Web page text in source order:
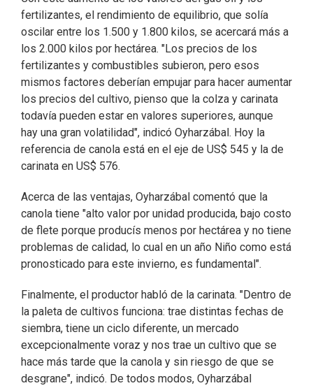
fertilizantes, el rendimiento de equilibrio, que solía
oscilar entre los 1.500 y 1.800 kilos, se acercará más a
los 2.000 kilos por hectárea. "Los precios de los
fertilizantes y combustibles subieron, pero esos
mismos factores deberían empujar para hacer aumentar
los precios del cultivo, pienso que la colza y carinata
todavía pueden estar en valores superiores, aunque
hay una gran volatilidad", indicó Oyharzábal. Hoy la
referencia de canola está en el eje de US$ 545 y la de
carinata en US$ 576.
Acerca de las ventajas, Oyharzábal comentó que la
canola tiene "alto valor por unidad producida, bajo costo
de flete porque producís menos por hectárea y no tiene
problemas de calidad, lo cual en un año Niño como está
pronosticado para este invierno, es fundamental".
Finalmente, el productor habló de la carinata. "Dentro de
la paleta de cultivos funciona: trae distintas fechas de
siembra, tiene un ciclo diferente, un mercado
excepcionalmente voraz y nos trae un cultivo que se
hace más tarde que la canola y sin riesgo de que se
desgrane", indicó. De todos modos, Oyharzábal